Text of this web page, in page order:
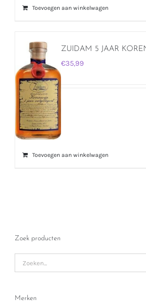
Toevoegen aan winkelwagen
ZUIDAM 5 JAAR
€35,99
Toevoegen aan winkelwagen
Zoek producten
Merken